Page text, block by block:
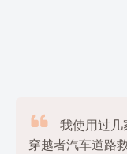

我使用过几
穿越者汽车道路